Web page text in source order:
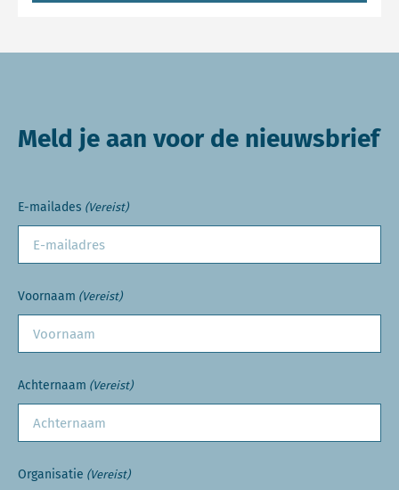
Meld je aan voor de nieuwsbrief
E-mailades (Vereist)
Voornaam (Vereist)
Achternaam (Vereist)
Organisatie (Vereist)